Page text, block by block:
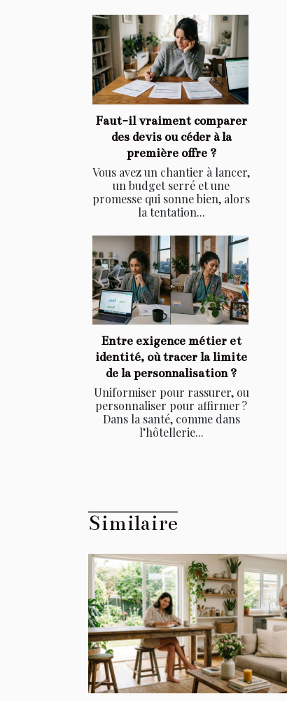
Faut-il vraiment comparer
des devis ou céder à la
première offre ?
Vous avez un chantier à lancer,
un budget serré et une
promesse qui sonne bien, alors
la tentation...
Entre exigence métier et
identité, où tracer la limite
de la personnalisation ?
Uniformiser pour rassurer, ou
personnaliser pour affirmer ?
Dans la santé, comme dans
l’hôtellerie...
Similaire